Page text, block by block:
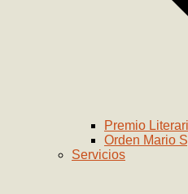
Premio
Orden Mario
Servicios